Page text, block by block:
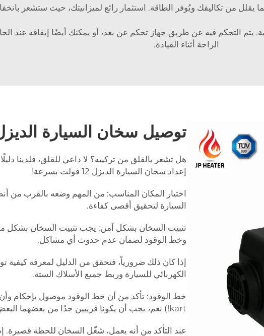
من تكاليفك ويُوفر الطاقة. استثمار رائع لميزانيتك، حيث ستشعر
السيارة الديزل 12 فولت سهل للغاية. يتم التحكم فيه عن طريق جهاز تحكم عن بعد، أو يمكنك أيضًا
الراحة أثناء القيادة.
توصيل سخان السيارة الديزل 12
هل تشعر بالقلق من تركيبه؟ لا داعي للقلق، فلدينا
إعداد سخان السيارة الديزل 12 فولت بسرعة!
اختيار المكان المناسب: من المهم وضعه بالقرب من
السيارة لتحقيق أقصى كفاءة.
تثبيت السخان بشكل آمن: يجب تثبيت السخان بشكل
وخط الوقود لضمان عدم حدوث أي مشاكل.
إذا كان ذلك ضرورياً، فتحقق من الدليل لمعرفة كيفية
الكهربائي للسيارة وربط جميع الأسلاك الستة.
kart!) نعم، يجب أن يكونا قريبين جدًا من بعضهما البعض.
عند التأكد من أنه يعمل، شغّل السخان للحظة قصيرة.